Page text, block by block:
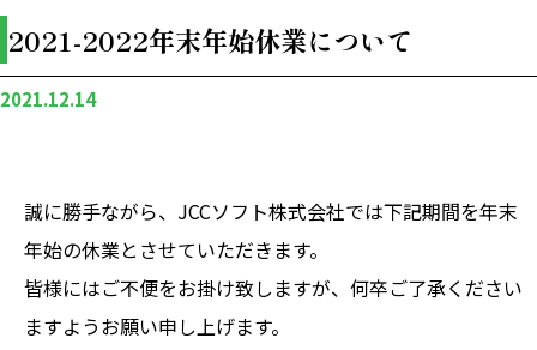
2021-2022年末年始休業について
2021.12.14
誠に勝手ながら、JCCソフト株式会社では下記期間を年末
年始の休業とさせていただきます。
皆様にはご不便をお掛け致しますが、何卒ご了承ください
ますようお願い申し上げます。